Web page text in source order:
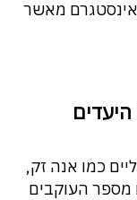
מאשר
כמו אנה זק,
מספר העוקבים